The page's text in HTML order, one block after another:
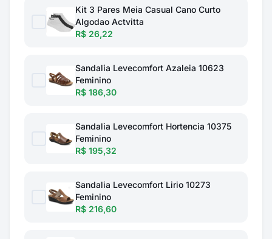
Kit 3 Pares Meia Casual Cano Curto
Algodao Actvitta
R$ 26,22
Sandalia Levecomfort Azaleia 10623
Feminino
R$ 186,30
Sandalia Levecomfort Hortencia 10375
Feminino
R$ 195,32
Sandalia Levecomfort Lirio 10273
Feminino
R$ 216,60